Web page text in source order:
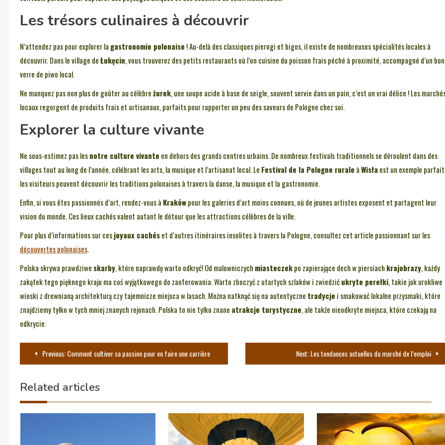
Les trésors culinaires à découvrir
N’attendez pas pour explorer la gastronomie polonaise ! Au-delà des classiques pierogi et bigos, il existe de nombreuses spécialités locales à
découvrir. Dans le village deŁukęcin, vous trouverez des petits restaurants où l’on cuisine du poisson frais péché à proximité, accompagné d’un bon
verre de piwo local.
Ne manquez pas non plus de goûter au célèbreżurek, une soupe acide à base de seigle, souvent servie dans un pain, c’est un vrai délice ! Les
locaux regorgent de produits frais et artisanaux, parfaits pour rapporter un peu des saveurs de Pologne chez soi.
Explorer la culture vivante
Ne sous-estimez pas lesnotre culture vivante en dehors des grands centres urbains. De nombreux festivals traditionnels se déroulent dans des
villages tout au long de l’année, célébrant les arts, la musique et l’artisanat local. Le Festival de la Pologne rurale àWisła est un exemple
les visiteurs peuvent découvrir les traditions polonaises à travers la danse, la musique et la gastronomie.
Enfin, si vous êtes passionnés d’art, rendez-vous à Krakówpour les galeries d’art moins connues, où de jeunes artistes exposent et partagent leur
vision du monde. Ces lieux cachés valent autant le détour que les attractions célèbres de la ville.
Pour plus d’informations sur cesjoyaux cachéset d’autres itinéraires insolites à travers la Pologne, consultez cet article passionnant sur les
découvertes polonaises.
Polska skrywa prawdziwe skarby, które naprawdę warto odkryć! Od malowniczych miasteczekpo zapierające dech w piersiach krajobrazy, każdy
zakątek tego pięknego kraju ma coś wyjątkowego do zaoferowania. Warto zboczyć z utartych szlaków i zwiedzićukryte perełki, takie jak urokliwe
wioski z drewnianą architekturą czy tajemnicze miejsca w lasach. Można natknąć się na autentyczne tradycje i smakować lokalne przysmaki, które
znajdziemy tylko w tych mniej znanych rejonach. Polska to nie tylko znane atrakcje turystyczne, ale także nieodkryte miejsca, które czekają na
odkrycie.
Nawigacja
Previous:Comment cultiver sa passion pour en faire une carrière Next: Les tendances actuelles du marché de l’emploi
Related articles